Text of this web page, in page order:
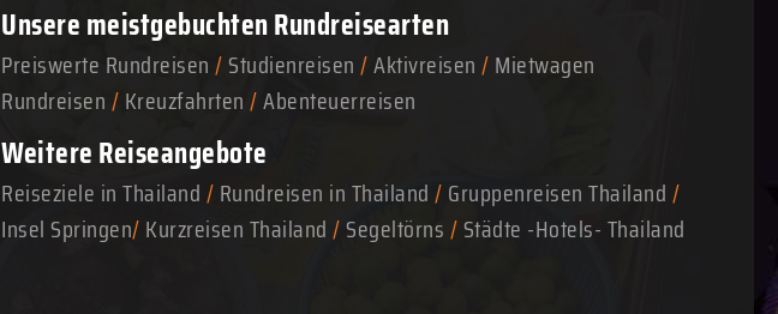
Unsere meistgebuchten Rundreisearten
Preiswerte Rundreisen/Studienreisen/Aktivreisen/Mietwagen
Rundreisen/Kreuzfahrten/Abenteuerreisen
Weitere Reiseangebote
Reiseziele in Thailand/Rundreisen in Thailand/Gruppenreisen Thailand/
Insel Springen/Kurzreisen Thailand/Segeltörns/Städte -Hotels- Thailand